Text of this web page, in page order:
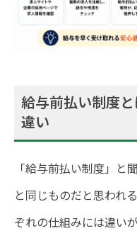
給与前払い制度
違い
「給与前払い制度」と
と同じものだと思われ
ぞれの仕組みには違いが